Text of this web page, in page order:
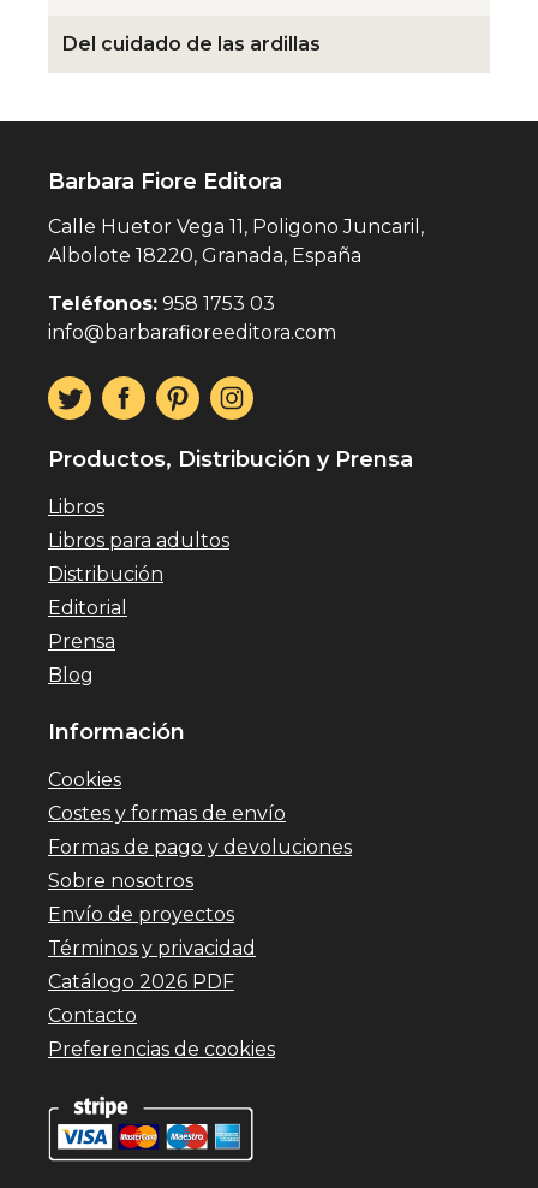
Del cuidado de las ardillas
Barbara Fiore Editora
Calle Huetor Vega 11, Poligono Juncaril,
Albolote 18220, Granada, España
Teléfonos: 958 1753 03
info@barbarafioreeditora.com
Productos, Distribución y Prensa
Libros
Libros para adultos
Distribución
Editorial
Prensa
Blog
Información
Cookies
Costes y formas de envío
Formas de pago y devoluciones
Sobre nosotros
Envío de proyectos
Términos y privacidad
Catálogo 2026 PDF
Contacto
Preferencias de cookies